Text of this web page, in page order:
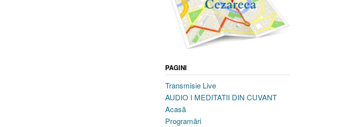
PAGINI
Transmisie Live
AUDIO I MEDITATII DIN CUVANT
Acasă
Programări